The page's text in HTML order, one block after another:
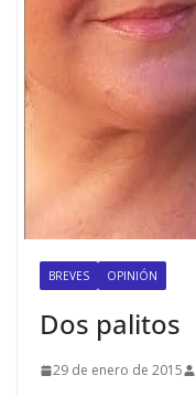
BREVES OPINIÓN
Dos palitos
29 de enero de 2015